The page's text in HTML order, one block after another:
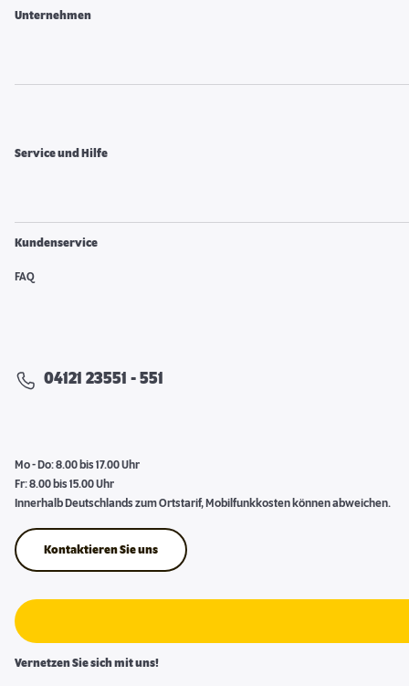
Unternehmen
Service und Hilfe
Kundenservice
FAQ
04121 23551 - 551
Mo - Do: 8.00 bis 17.00 Uhr
Fr: 8.00 bis 15.00 Uhr
Innerhalb Deutschlands zum Ortstarif, Mobilfunkkosten können abweichen.
Kontaktieren Sie uns
Vernetzen Sie sich mit uns!